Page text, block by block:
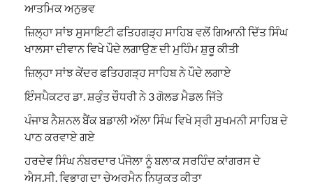
ਆਤਮਿਕ ਅਨੁਭਵ
ਜ਼ਿਲ੍ਹਾ ਸਾਂਝ ਸੁਸਾਇਟੀ ਫਤਿਹਗੜ੍ਹ ਸਾਹਿਬ ਵਲੋਂ ਗਿਆਨੀ ਦਿੱਤ ਸਿੰਘ
ਖਾਲਸਾ ਦੀਵਾਨ ਵਿਖੇ ਪੌਦੇ ਲਗਾਉਣ ਦੀ ਮੁਹਿੰਮ ਸ਼ੁਰੂ ਕੀਤੀ
ਜ਼ਿਲ੍ਹਾ ਸਾਂਝ ਕੇਂਦਰ ਫਤਿਹਗੜ੍ਹ ਸਾਹਿਬ ਨੇ ਪੌਦੇ ਲਗਾਏ
ਇੰਸਪੈਕਟਰ ਡਾ. ਸ਼ਕੁੰਤ ਚੌਧਰੀ ਨੇ 3 ਗੋਲਡ ਮੈਡਲ ਜਿੱਤੇ
ਪੰਜਾਬ ਨੈਸ਼ਨਲ ਬੈਂਕ ਬਡਾਲੀ ਅੱਲਾ ਸਿੰਘ ਵਿਖੇ ਸ੍ਰੀ ਸੁਖਮਨੀ ਸਾਹਿਬ ਦੇ
ਪਾਠ ਕਰਵਾਏ ਗਏ
ਹਰਦੇਵ ਸਿੰਘ ਨੰਬਰਦਾਰ ਪੰਜੋਲਾ ਨੂੰ ਬਲਾਕ ਸਰਹਿੰਦ ਕਾਂਗਰਸ ਦੇ
ਐਸ.ਸੀ. ਵਿਭਾਗ ਦਾ ਚੇਅਰਮੈਨ ਨਿਯੁਕਤ ਕੀਤਾ